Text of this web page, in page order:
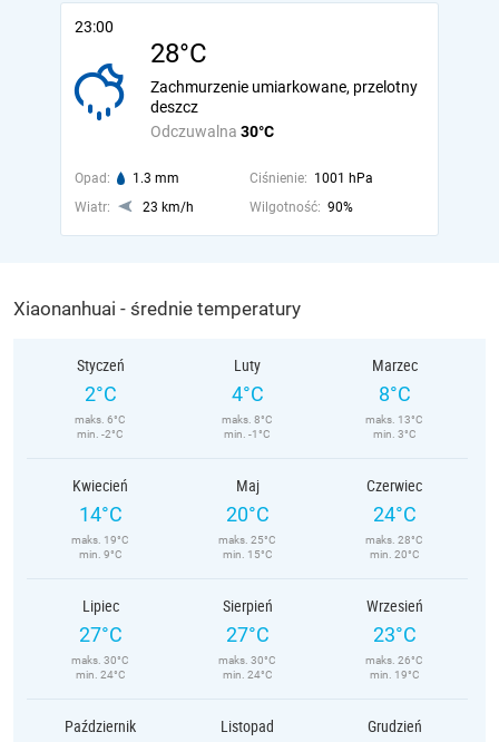
23:00
28°C
Odczuwalna 30°C
Zachmurzenie umiarkowane, przelotny
deszcz
Opad: 1.3 mm Ciśnienie: 1001 hPa
Wiatr:
23 km/h Wilgotność: 90%
Xiaonanhuai - średnie temperatury
Styczeń
2°C
maks. 6°C
min. -2°C
Luty
4°C
maks. 8°C
min. -1°C
Marzec
8°C
maks. 13°C
min. 3°C
Kwiecień
14°C
maks. 19°C
min. 9°C
Maj
20°C
maks. 25°C
min. 15°C
Czerwiec
24°C
maks. 28°C
min. 20°C
Lipiec
27°C
maks. 30°C
min. 24°C
Sierpień
27°C
maks. 30°C
min. 24°C
Wrzesień
23°C
maks. 26°C
min. 19°C
Październik Listopad Grudzień